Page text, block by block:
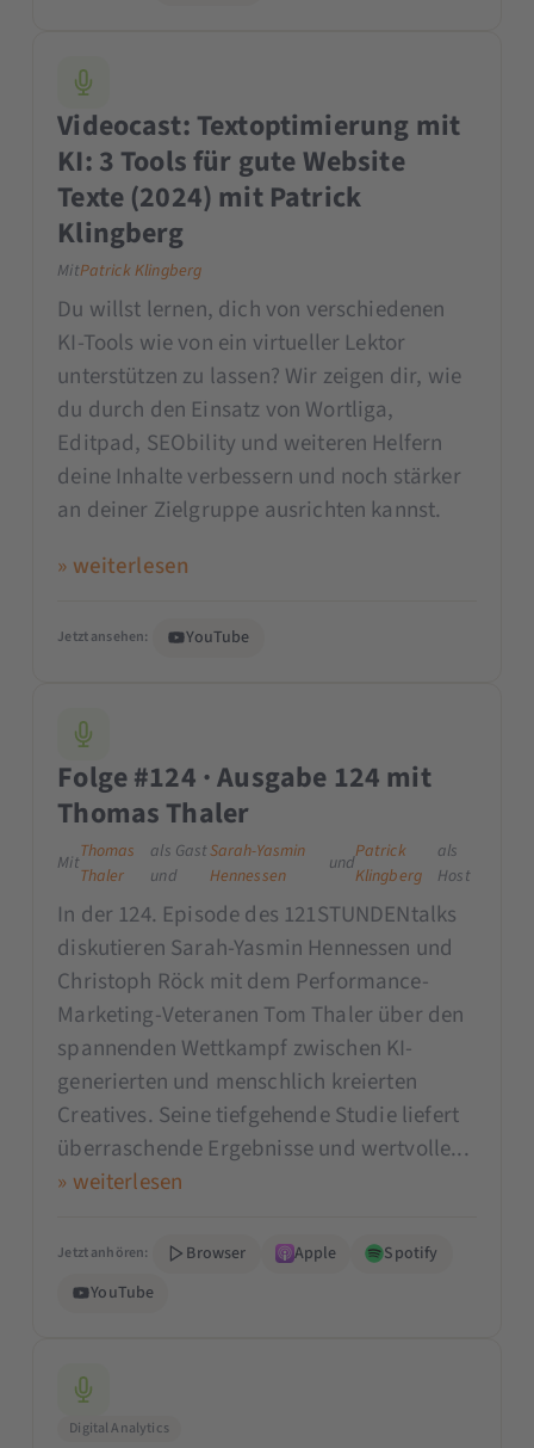
Videocast: Textoptimierung mit
KI: 3 Tools für gute Website
Texte (2024) mit Patrick
Klingberg
MitPatrick Klingberg
Du willst lernen, dich von verschiedenen
KI-Tools wie von ein virtueller Lektor
unterstützen zu lassen? Wir zeigen dir, wie
du durch den Einsatz von Wortliga,
Editpad, SEObility und weiteren Helfern
deine Inhalte verbessern und noch stärker
an deiner Zielgruppe ausrichten kannst.
» weiterlesen
Jetzt ansehen: YouTube
Folge #124 · Ausgabe 124 mit
Thomas Thaler
Mit
Thomas
Thaler
als Gast
und
Sarah-Yasmin
Hennessen
und
Patrick
Klingberg
als
Host
In der 124. Episode des 121STUNDENtalks
diskutieren Sarah-Yasmin Hennessen und
Christoph Röck mit dem Performance-
Marketing-Veteranen Tom Thaler über den
spannenden Wettkampf zwischen KI-
generierten und menschlich kreierten
Creatives. Seine tiefgehende Studie liefert
überraschende Ergebnisse und wertvolle...
» weiterlesen
Jetzt anhören: Browser Apple
Spotify
YouTube
Digital Analytics